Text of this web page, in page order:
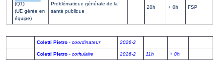
(Q1)
(UE gérée en
équipe)
Problématique générale de la
santé publique
20h + 0h FSP
Coletti Pietro - coordinateur 2026-2
Coletti Pietro - cotitulaire 2026-2 11h + 0h